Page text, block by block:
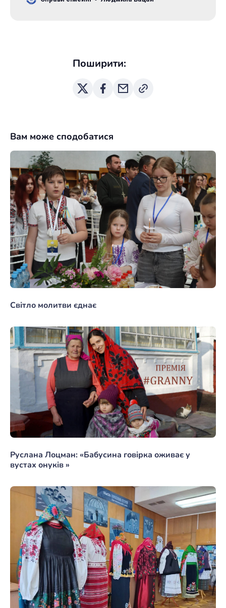
Поширити:
Вам може сподобатися
Світло молитви єднає
Руслана Лоцман: «Бабусина говірка оживає у
вустах онуків »